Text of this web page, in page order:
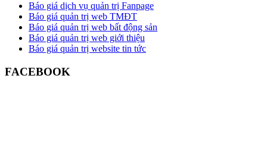
Báo giá dịch vụ quản trị Fanpage
Báo giá quản trị web TMĐT
Báo giá quản trị web bất động sản
Báo giá quản trị web giới thiệu
Báo giá quản trị website tin tức
FACEBOOK